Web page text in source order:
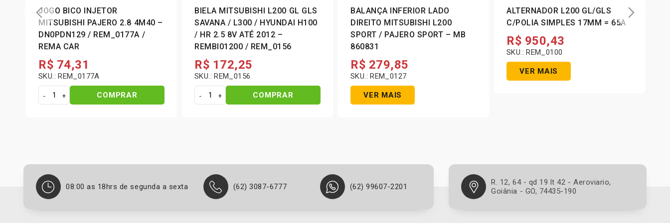
JOGO BICO INJETOR
MITSUBISHI PAJERO 2.8 4M40 –
DN0PDN129 / REM_0177A /
REMA CAR
R$ 74,31
SKU.: REM_0177A
J
c
o
I
n
COMPRAR
BIELA MITSUBISHI L200 GL GLS
SAVANA / L300 / HYUNDAI H100
/ HR 2.5 8V ATÉ 2012 –
REMBI01200 / REM_0156
R$ 172,25
SKU.: REM_0156
B
i
t
s
u
COMPRAR
BALANÇA INFERIOR LADO
DIREITO MITSUBISHI L200
SPORT / PAJERO SPORT – MB
860831
R$ 279,85
SKU.: REM_0127
VER MAIS
ALTERNADOR L200 GL/GLS
C/POLIA SIMPLES 17MM = 65A
R$ 950,43
SKU.: REM_0100
VER MAIS
08:00 as 18hrs de segunda a sexta (62) 3087-6777 (62) 99607-2201
R. 12, 64 - qd 19 lt 42 - Aeroviario,
Goiânia - GO, 74435-190